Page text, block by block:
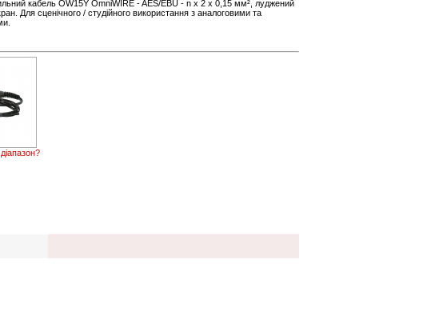
кабель OW15Y OmniWIRE - AES/EBU - n x 2 x 0,15 мм², луджений
Для сценічного / студійного використання з аналоговими та